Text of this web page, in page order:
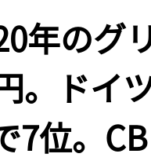
年のグ
。ドイ
7位。